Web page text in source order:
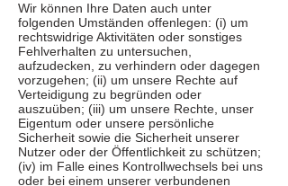
Wir können Ihre Daten auch unter
folgenden Umständen offenlegen: (i) um
rechtswidrige Aktivitäten oder sonstiges
Fehlverhalten zu untersuchen,
aufzudecken, zu verhindern oder dagegen
vorzugehen; (ii) um unsere Rechte auf
Verteidigung zu begründen oder
auszuüben; (iii) um unsere Rechte, unser
Eigentum oder unsere persönliche
Sicherheit sowie die Sicherheit unserer
Nutzer oder der Öffentlichkeit zu schützen;
(iv) im Falle eines Kontrollwechsels bei uns
oder bei einem unserer verbundenen